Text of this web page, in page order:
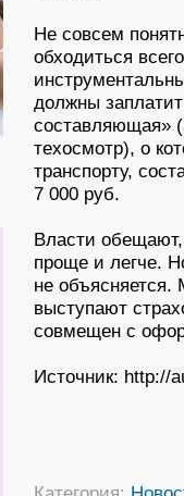
Не совсем
обходиться
должны
составляющая»
техосмотр), о
транспорту,
7 000 руб.
Власти обещают,
проще и легче.
не объясняется.
выступают
совмещен с
Источник: http://